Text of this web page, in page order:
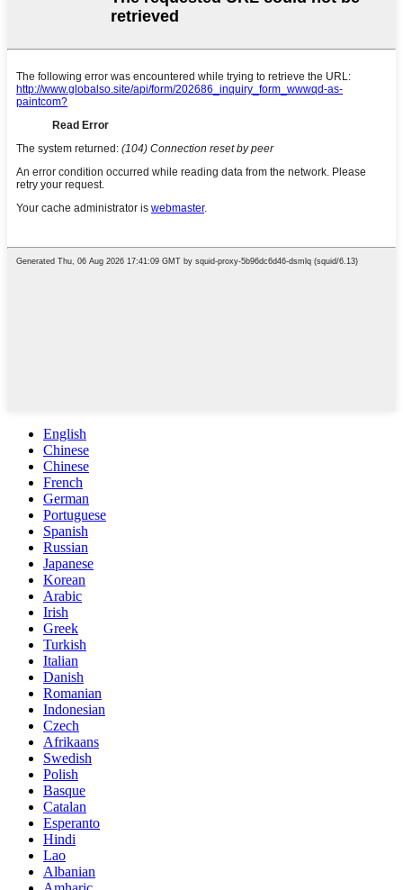
English
Chinese
Chinese
French
German
Portuguese
Spanish
Russian
Japanese
Korean
Arabic
Irish
Greek
Turkish
Italian
Danish
Romanian
Indonesian
Czech
Afrikaans
Swedish
Polish
Basque
Catalan
Esperanto
Hindi
Lao
Albanian